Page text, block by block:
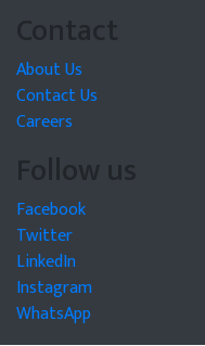
Contact
About Us
Contact Us
Careers
Follow us
Facebook
Twitter
LinkedIn
Instagram
WhatsApp